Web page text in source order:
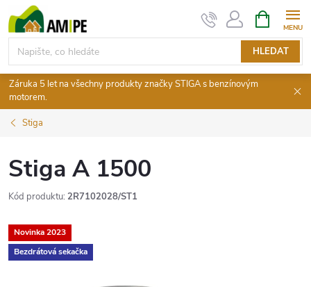
na
obsah
HLEDAT
NÁKUPNÍ
KOŠÍK
Záruka 5 let na všechny produkty značky STIGA s benzínovým
motorem.
Stiga
Stiga A 1500
Kód produktu: 2R7102028/ST1
Novinka 2023
Bezdrátová sekačka